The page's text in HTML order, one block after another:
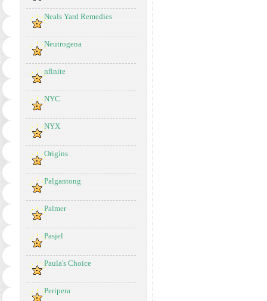
Neals Yard Remedies
Neutrogena
nfinite
NYC
NYX
Origins
Palgantong
Palmer
Pasjel
Paula's Choice
Peripera